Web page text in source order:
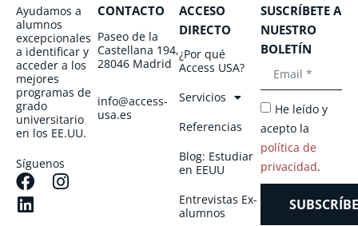
Ayudamos a
alumnos
excepcionales
a identificar y
acceder a los
mejores
programas de
grado
universitario
en los EE.UU.
Síguenos
CONTACTO
Paseo de la
Castellana 194,
28046 Madrid
info@access-
usa.es
ACCESO
DIRECTO
¿Por qué
Access USA?
Servicios
Referencias
Blog: Estudiar
en EEUU
Entrevistas Ex-
alumnos
SUSCRÍBETE A
NUESTRO
BOLETÍN
He leído y
acepto la
política de
privacidad.